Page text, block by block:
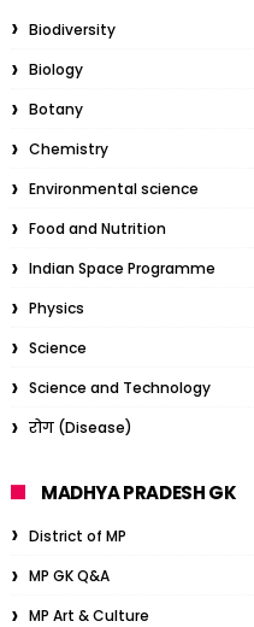
Biodiversity
Biology
Botany
Chemistry
Environmental science
Food and Nutrition
Indian Space Programme
Physics
Science
Science and Technology
रोग (Disease)
MADHYA PRADESH GK
District of MP
MP GK Q&A
MP Art & Culture